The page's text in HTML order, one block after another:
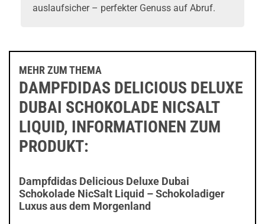
auslaufsicher – perfekter Genuss auf Abruf.
MEHR ZUM THEMA
DAMPFDIDAS DELICIOUS DELUXE
DUBAI SCHOKOLADE NICSALT
LIQUID, INFORMATIONEN ZUM
PRODUKT:
Dampfdidas Delicious Deluxe Dubai
Schokolade NicSalt Liquid – Schokoladiger
Luxus aus dem Morgenland